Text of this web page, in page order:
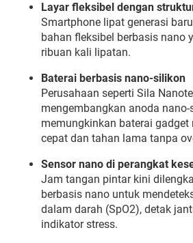
Layar fleksibel dengan
Smartphone lipat generasi baru
bahan fleksibel berbasis nano
ribuan kali lipatan.
Baterai berbasis nano-silikon
Perusahaan seperti Sila
mengembangkan anoda nano-
memungkinkan baterai gadget
cepat dan tahan lama tanpa
Sensor nano di perangkat
Jam tangan pintar kini
berbasis nano untuk
dalam darah (SpO2), detak
indikatorstress.